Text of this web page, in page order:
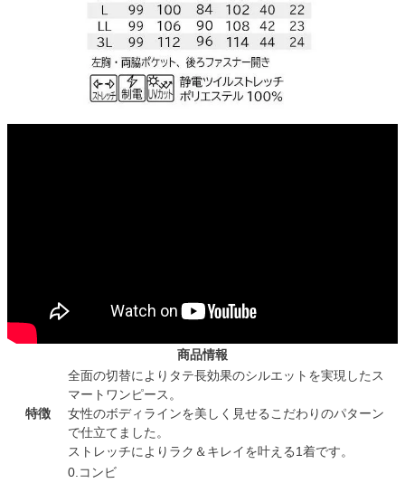
商品情報
特徴
全面の切替によりタテ長効果のシルエットを実現したス
マートワンピース。
女性のボディラインを美しく見せるこだわりのパターン
で仕立てました。
ストレッチによりラク＆キレイを叶える1着です。
0.コンビ